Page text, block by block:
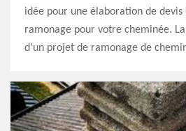
idée pour une élaboration de devis
ramonage pour votre cheminée.
d’un projet de ramonage de